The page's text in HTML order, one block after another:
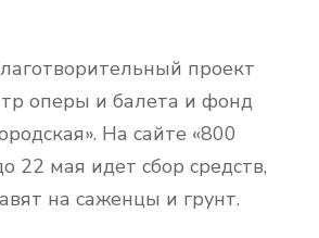
проект
оперы и балета и фонд
На сайте «800
22 мая идет сбор средств,
на саженцы и грунт.